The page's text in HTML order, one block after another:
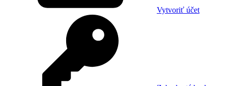
Vytvoriť účet